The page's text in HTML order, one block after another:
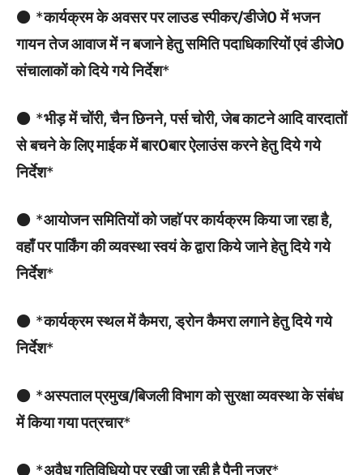
⚫ *कार्यक्रम के अवसर पर लाउड स्पीकर/डीजे0 में भजन
गायन तेज आवाज में न बजाने हेतु समिति पदाधिकारियों एवं डीजे0
संचालाकों को दिये गये निर्देश*
⚫ *भीड़ में चोंरी, चैन छिनने, पर्स चोरी, जेब काटने आदि वारदातों
से बचने के लिए माईक में बार0बार ऐलाउंस करने हेतु दिये गये
निर्देश*
⚫ *आयोजन समितियों को जहाॅ पर कार्यक्रम किया जा रहा है,
वहाँ पर पार्किंग की व्यवस्था स्वयं के द्वारा किये जाने हेतु दिये गये
निर्देश*
⚫ *कार्यक्रम स्थल में कैमरा, ड्रोन कैमरा लगाने हेतु दिये गये
निर्देश*
⚫ *अस्पताल प्रमुख/बिजली विभाग को सुरक्षा व्यवस्था के संबंध
में किया गया पत्रचार*
⚫ *अवैध गतिविधियो पर रखी जा रही है पैनी नजर*